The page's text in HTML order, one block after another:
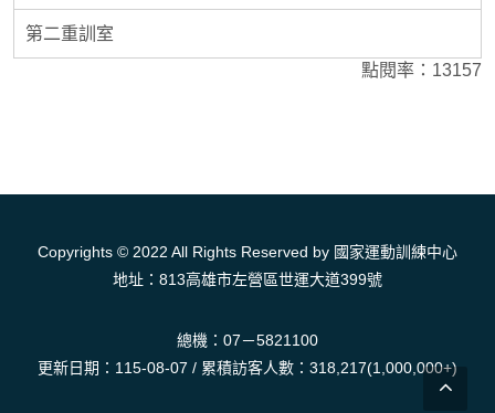
第二重訓室
點閱率：13157
Copyrights © 2022 All Rights Reserved by 國家運動訓練中心
地址：813高雄市左營區世運大道399號
總機：07－5821100
更新日期：115-08-07 / 累積訪客人數：318,217(1,000,000+)